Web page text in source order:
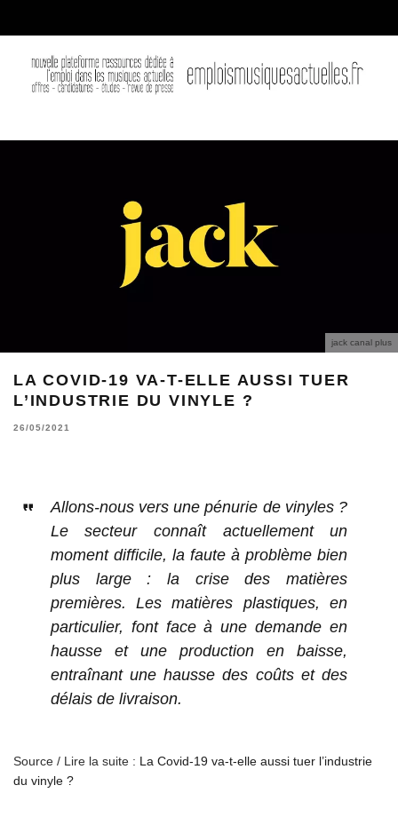
jack canal plus
LA COVID-19 VA-T-ELLE AUSSI TUER
L’INDUSTRIE DU VINYLE ?
26/05/2021
Allons-nous vers une pénurie de vinyles ?
Le secteur connaît actuellement un
moment difficile, la faute à problème bien
plus large : la crise des matières
premières. Les matières plastiques, en
particulier, font face à une demande en
hausse et une production en baisse,
entraînant une hausse des coûts et des
délais de livraison.
Source / Lire la suite : La Covid-19 va-t-elle aussi tuer l’industrie
du vinyle ?